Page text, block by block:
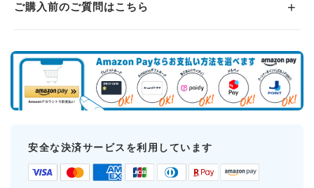
ご購入前のご質問はこちら
安全な決済サービスを利用しています